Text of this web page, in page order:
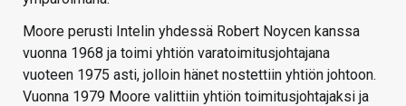
Moore perusti Intelin yhdessä Robert Noycen kanssa
vuonna 1968 ja toimi yhtiön varatoimitusjohtajana
vuoteen 1975 asti, jolloin hänet nostettiin yhtiön johtoon.
Vuonna 1979 Moore valittiin yhtiön toimitusjohtajaksi ja